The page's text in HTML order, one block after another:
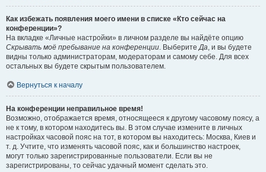
Как избежать появления моего имени в списке «Кто сейчас на
конференции»?
На вкладке «Личные настройки» в личном разделе вы найдёте опцию
Скрывать моё пребывание на конференции. ВыберитеДа, и вы будете
видны только администраторам, модераторам и самому себе. Для всех
остальных вы будете скрытым пользователем.
Вернуться к началу
На конференции неправильное время!
Возможно, отображается время, относящееся к другому часовому поясу, а
не к тому, в котором находитесь вы. В этом случае измените в личных
настройках часовой пояс на тот, в котором вы находитесь: Москва, Киев и
т. д. Учтите, что изменять часовой пояс, как и большинство настроек,
могут только зарегистрированные пользователи. Если вы не
зарегистрированы, то сейчас удачный момент сделать это.